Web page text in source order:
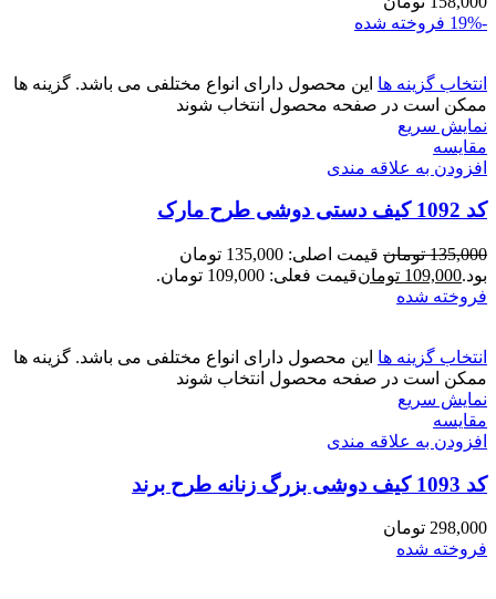
-19%
فروخته شده
انتخاب گزینه ها این محصول دارای انواع مختلفی می باشد. گزینه ها
ممکن است در صفحه محصول انتخاب شوند
نمایش سریع
مقايسه
افزودن به علاقه مندی
کد 1092 کیف دستی دوشی طرح مارک
135,000 تومان
قیمت اصلی: 135,000 تومان
بود.109,000 تومانقیمت فعلی: 109,000 تومان.
فروخته شده
انتخاب گزینه ها این محصول دارای انواع مختلفی می باشد. گزینه ها
ممکن است در صفحه محصول انتخاب شوند
نمایش سریع
مقايسه
افزودن به علاقه مندی
کد 1093 کیف دوشی بزرگ زنانه طرح برند
298,000 تومان
فروخته شده